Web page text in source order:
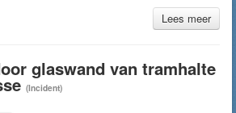
Lees meer
glaswand van tramhalte
(Incident)